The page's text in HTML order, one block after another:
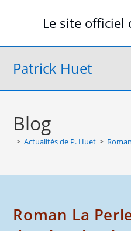
Le site officiel
Patrick Huet
Blog
> Actualités de P. Huet >
Roman La